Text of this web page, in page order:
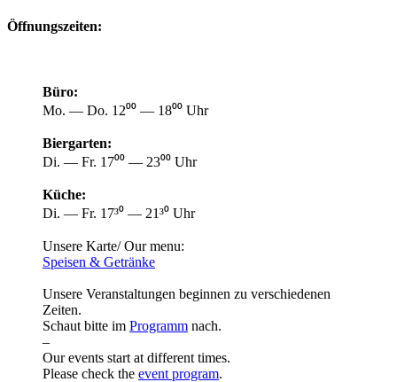
Öffnungszeiten:
Büro:
Mo. — Do. 12⁰⁰ — 18⁰⁰ Uhr
Biergarten:
Di. — Fr. 17⁰⁰ — 23⁰⁰ Uhr
Küche:
Di. — Fr. 17³⁰ — 21³⁰ Uhr
Unsere Karte/ Our menu:
Speisen & Getränke
Unsere Veranstaltungen beginnen zu verschiedenen
Zeiten.
Schaut bitte im Programm nach.
–
Our events start at different times.
Please check the event program.